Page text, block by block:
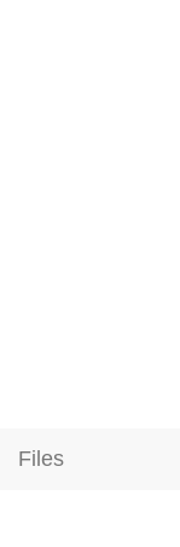
Files